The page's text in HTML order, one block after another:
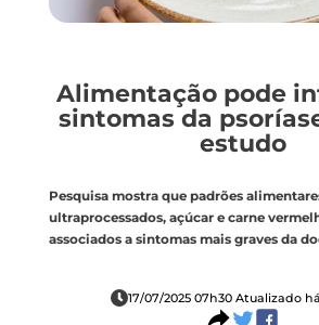
Alimentação pode
sintomas da
estudo
Pesquisa mostra que padrões
ultraprocessados, açúcar e carne
associados a sintomas mais graves da
17/07/2025 07h30 Atualizado